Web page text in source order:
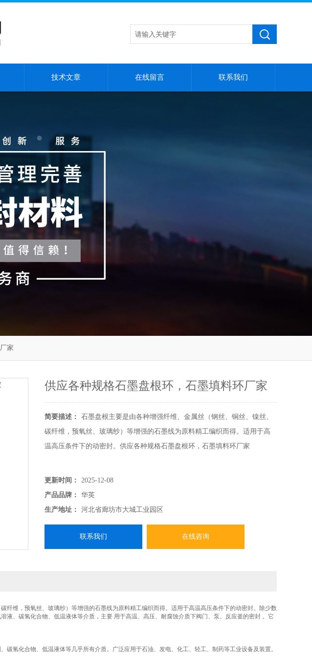
技术文章 在线留言 联系我们
家
供应各种规格石墨盘根环，石墨填料环厂家
简要描述：
石墨盘根主要是由各种增强纤维、金属丝（钢丝、铜丝、镍丝、
碳纤维，预氧丝、玻璃纱）等增强的石墨线为原料精工编织而得。适用于高
温高压条件下的动密封。供应各种规格石墨盘根环，石墨填料环厂家
更新时间：
2025-12-08
产品品牌：
华英
生产地址：
河北省廊坊市大城工业园区
联系我们 在线咨询
纤维，预氧丝、玻璃纱）等增强的石墨线为原料精工编织而得。适用于高温高压条件下的动密封。除少数
液、碳氢化合物、低温液体等介质，主要 用于高温、高压、耐腐蚀介质下阀门、泵、反应釜的密封 。它
碳氢化合物、低温液体等几乎所有介质。广泛应用于石油、发电、化工、轻工、制药等工业设备及装置。